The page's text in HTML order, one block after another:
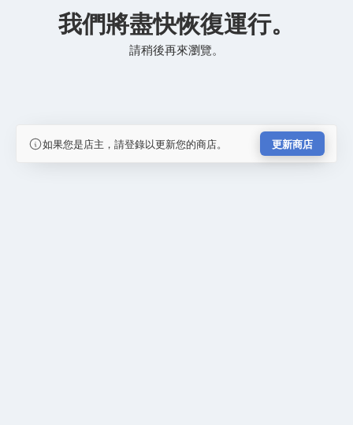
我們將盡快恢復運行。
請稍後再來瀏覽。
如果您是店主，請登錄以更新您的商店。 更新商店